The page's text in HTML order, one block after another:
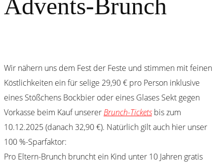
Advents-Brunch
Wir nähern uns dem Fest der Feste und stimmen mit feinen
Köstlichkeiten ein für selige 29,90 € pro Person inklusive
eines Stößchens Bockbier oder eines Glases Sekt gegen
Vorkasse beim Kauf unsererBrunch-Ticketsbis zum
10.12.2025 (danach 32,90 €). Natürlich gilt auch hier unser
100 %-Sparfaktor:
Pro Eltern-Brunch bruncht ein Kind unter 10 Jahren gratis